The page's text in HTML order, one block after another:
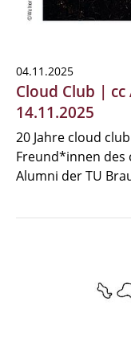
04.11.2025
Cloud Club | cc
14.11.2025
20 Jahre cloud
Freund*innen des
Alumni der TU